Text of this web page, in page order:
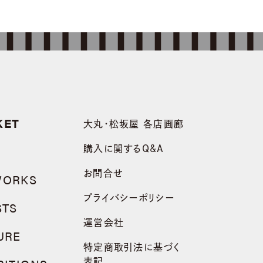
大丸・松坂屋 各店画廊
購入に関するQ&A
お問合せ
プライバシーポリシー
運営会社
特定商取引法に基づく